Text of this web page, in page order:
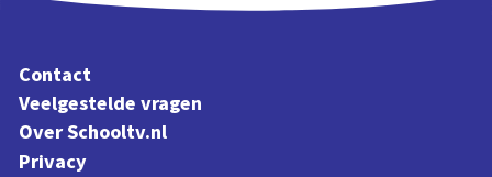
Contact
Veelgestelde vragen
Over Schooltv.nl
Privacy